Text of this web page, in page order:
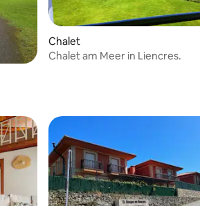
Chalet
Chalet am Meer in Liencres.